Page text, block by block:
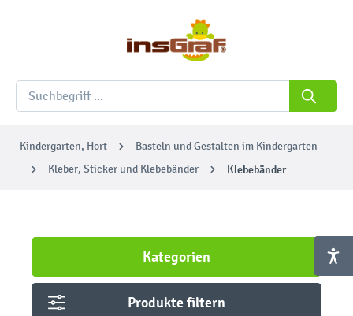
Kindergarten, Hort
Basteln und Gestalten im Kindergarten
Kleber, Sticker und Klebebänder
Klebebänder
Kategorien
Produkte filtern